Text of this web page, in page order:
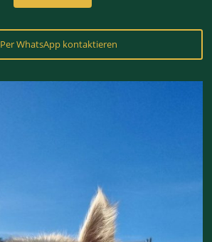
Per WhatsApp kontaktieren